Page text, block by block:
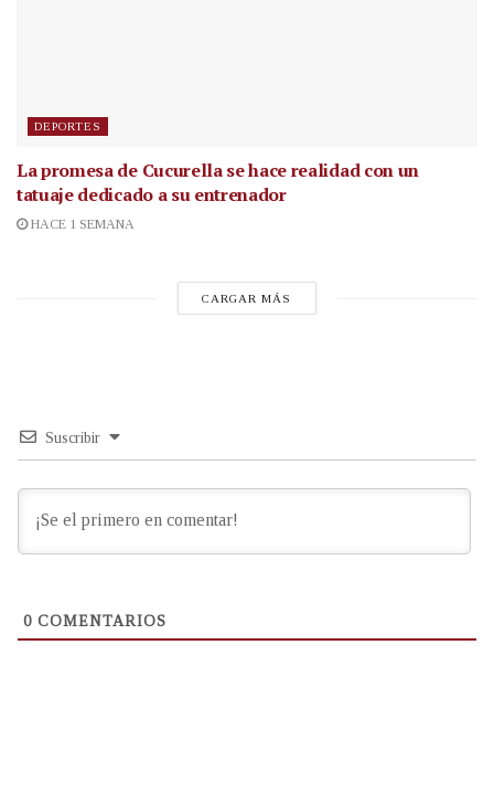
DEPORTES
La promesa de Cucurella se hace realidad con un
tatuaje dedicado a su entrenador
HACE 1 SEMANA
CARGAR MÁS
Suscribir
0 COMENTARIOS